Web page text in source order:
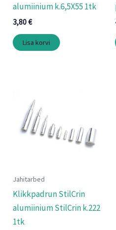
alumiinium k.6,5X55 1tk
3,80€
Lisa korvi
Jahitarbed
Klikkpadrun StilCrin
alumiinium StilCrin k.222
1tk